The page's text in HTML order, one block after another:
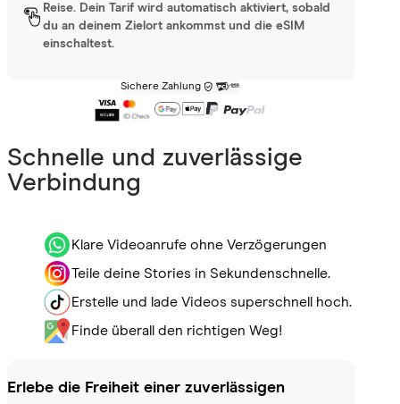
Reise. Dein Tarif wird automatisch aktiviert, sobald
du an deinem Zielort ankommst und die eSIM
einschaltest.
Sichere Zahlung
Schnelle und zuverlässige
Verbindung
Klare Videoanrufe ohne Verzögerungen
Teile deine Stories in Sekundenschnelle.
Erstelle und lade Videos superschnell hoch.
Finde überall den richtigen Weg!
Erlebe die Freiheit einer zuverlässigen